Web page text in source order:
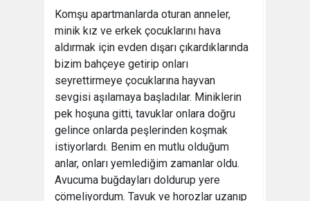
Komşu apartmanlarda oturan anneler,
minik kız ve erkek çocuklarını hava
aldırmak için evden dışarı çıkardıklarında
bizim bahçeye getirip onları
seyrettirmeye çocuklarına hayvan
sevgisi aşılamaya başladılar. Miniklerin
pek hoşuna gitti, tavuklar onlara doğru
gelince onlarda peşlerinden koşmak
istiyorlardı. Benim en mutlu olduğum
anlar, onları yemlediğim zamanlar oldu.
Avucuma buğdayları doldurup yere
çömeliyordum. Tavuk ve horozlar uzanıp